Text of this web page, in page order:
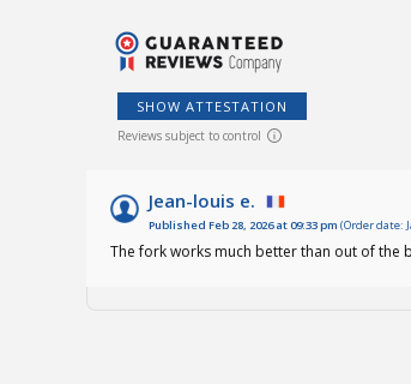
SHOW ATTESTATION
Reviews subject to control
Jean-louis e.
Published Feb 28, 2026 at 09:33 pm (Order date:
The fork works much better than out of the